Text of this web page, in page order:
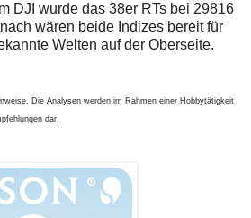
DJI wurde das 38er RTs bei 29816
wären beide Indizes bereit für
Welten auf der Oberseite.
Die Analysen werden im Rahmen einer Hobbytätigkeit
dar.